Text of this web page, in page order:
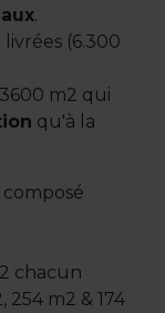
.
(6.300
m2 qui
qu'à la
chacun
254 m2 & 174